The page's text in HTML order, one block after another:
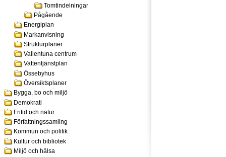
Tomtindelningar
Pågående
Energiplan
Markanvisning
Strukturplaner
Vallentuna centrum
Vattentjänstplan
Össebyhus
Översiktsplaner
Bygga, bo och miljö
Demokrati
Fritid och natur
Författningssamling
Kommun och politik
Kultur och bibliotek
Miljö och hälsa